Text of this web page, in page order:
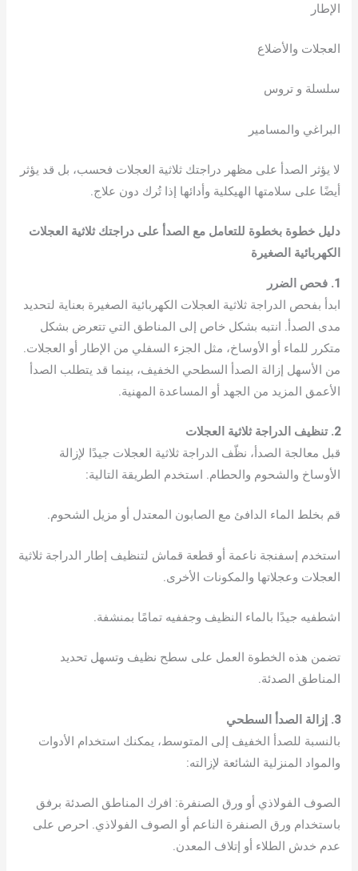
الإطار
العجلات والأضلاع
سلسلة و تروس
البراغي والمسامير
لا يؤثر الصدأ على مظهر دراجتك ثلاثية العجلات فحسب، بل قد يؤثر
أيضًا على سلامتها الهيكلية وأدائها إذا تُرك دون علاج.
دليل خطوة بخطوة للتعامل مع الصدأ على دراجتك ثلاثية العجلات
الكهربائية الصغيرة
1. فحص الضرر
ابدأ بفحص الدراجة ثلاثية العجلات الكهربائية الصغيرة بعناية لتحديد
مدى الصدأ. انتبه بشكل خاص إلى المناطق التي تتعرض بشكل
متكرر للماء أو الأوساخ، مثل الجزء السفلي من الإطار أو العجلات.
من الأسهل إزالة الصدأ السطحي الخفيف، بينما قد يتطلب الصدأ
الأعمق المزيد من الجهد أو المساعدة المهنية.
2. تنظيف الدراجة ثلاثية العجلات
قبل معالجة الصدأ، نظّف الدراجة ثلاثية العجلات جيدًا لإزالة
الأوساخ والشحوم والحطام. استخدم الطريقة التالية:
قم بخلط الماء الدافئ مع الصابون المعتدل أو مزيل الشحوم.
استخدم إسفنجة ناعمة أو قطعة قماش لتنظيف إطار الدراجة ثلاثية
العجلات وعجلاتها والمكونات الأخرى.
اشطفيه جيدًا بالماء النظيف وجففيه تمامًا بمنشفة.
تضمن هذه الخطوة العمل على سطح نظيف وتسهل تحديد
المناطق الصدئة.
3. إزالة الصدأ السطحي
بالنسبة للصدأ الخفيف إلى المتوسط، يمكنك استخدام الأدوات
والمواد المنزلية الشائعة لإزالته:
الصوف الفولاذي أو ورق الصنفرة: افرك المناطق الصدئة برفق
باستخدام ورق الصنفرة الناعم أو الصوف الفولاذي. احرص على
عدم خدش الطلاء أو إتلاف المعدن.